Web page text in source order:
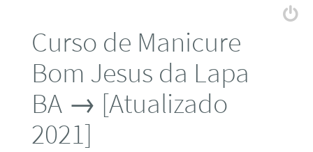
Curso de Manicure
Bom Jesus da Lapa
BA → [Atualizado
2021]